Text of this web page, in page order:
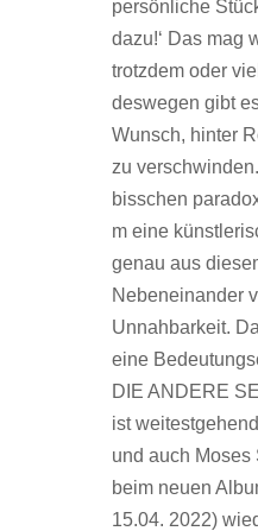
persönliche
dazu!‘ Das mag
trotzdem oder
deswegen gibt
Wunsch, hinter
zu
bisschen
m eine
genau aus
Nebeneinander
Unnahbarkeit.
eine
DIE ANDERE
ist
und auch
beim neuen
15.04. 2022)